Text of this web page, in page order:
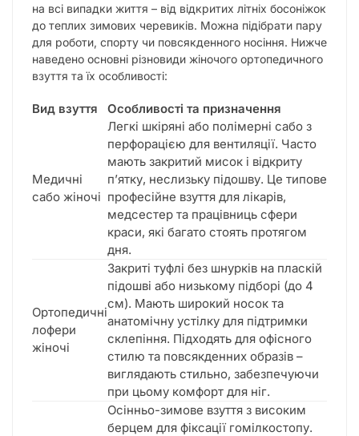
на всі випадки життя – від відкритих літніх босоніжок
до теплих зимових черевиків. Можна підібрати пару
для роботи, спорту чи повсякденного носіння. Нижче
наведено основні різновиди жіночого ортопедичного
взуття та їх особливості:
Вид взуття Особливості та призначення
Медичні
сабо жіночі
Легкі шкіряні або полімерні сабо з
перфорацією для вентиляції. Часто
мають закритий мисок і відкриту
п’ятку, неслизьку підошву. Це типове
професійне взуття для лікарів,
медсестер та працівниць сфери
краси, які багато стоять протягом
дня.
Ортопедичні
лофери
жіночі
Закриті туфлі без шнурків на пласкій
підошві або низькому підборі (до 4
см). Мають широкий носок та
анатомічну устілку для підтримки
склепіння. Підходять для офісного
стилю та повсякденних образів –
виглядають стильно, забезпечуючи
при цьому комфорт для ніг.
Осінньо-зимове взуття з високим
берцем для фіксації гомілкостопу.